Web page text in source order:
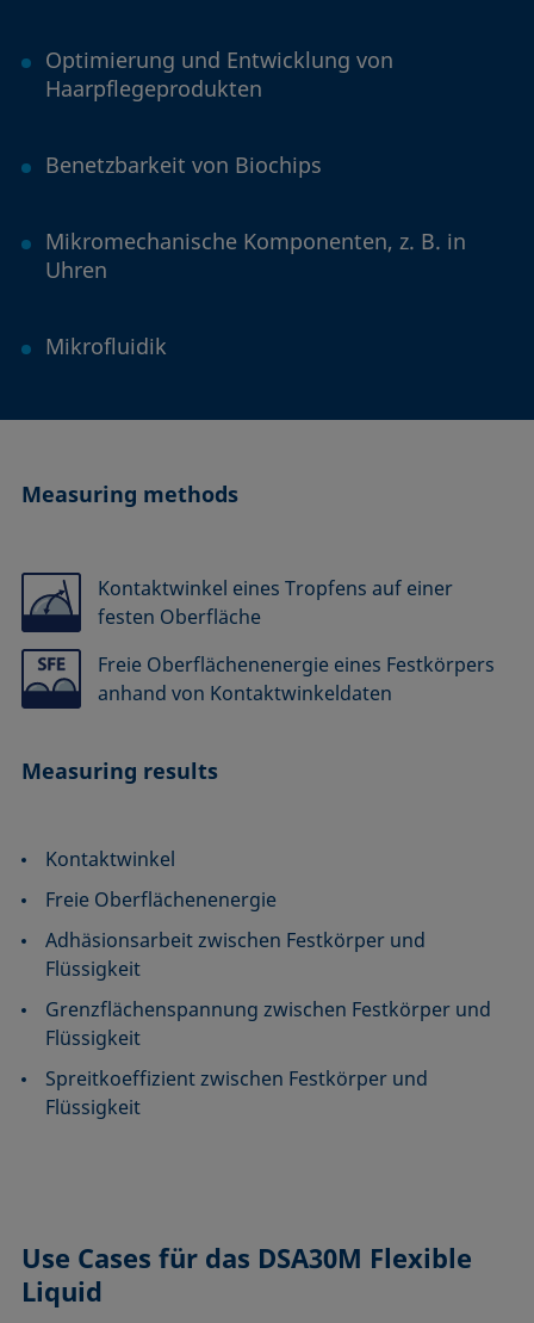
Optimierung und Entwicklung von
Haarpflegeprodukten
Benetzbarkeit von Biochips
Mikromechanische Komponenten, z. B. in
Uhren
Mikrofluidik
Measuring methods
Kontaktwinkel eines Tropfens auf einer
festen Oberfläche
Freie Oberflächenenergie eines Festkörpers
anhand von Kontaktwinkeldaten
Measuring results
Kontaktwinkel
Freie Oberflächenenergie
Adhäsionsarbeit zwischen Festkörper und
Flüssigkeit
Grenzflächenspannung zwischen Festkörper und
Flüssigkeit
Spreitkoeffizient zwischen Festkörper und
Flüssigkeit
Use Cases für das DSA30M Flexible
Liquid